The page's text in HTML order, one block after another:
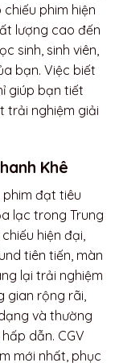
phim hiện
lượng cao đến
sinh, sinh viên,
bạn. Việc biết
giúp bạn tiết
trải nghiệm giải
Khê
phim đạt tiêu
lạc trong Trung
hiện đại,
tiên tiến, màn
lại trải nghiệm
gian rộng rãi,
và thường
dẫn. CGV
mới nhất, phục